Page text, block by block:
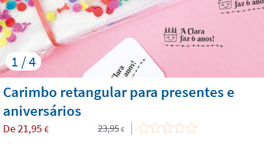
1 / 4
Carimbo retangular para presentes e
aniversários
De21,95 € 23,95 €